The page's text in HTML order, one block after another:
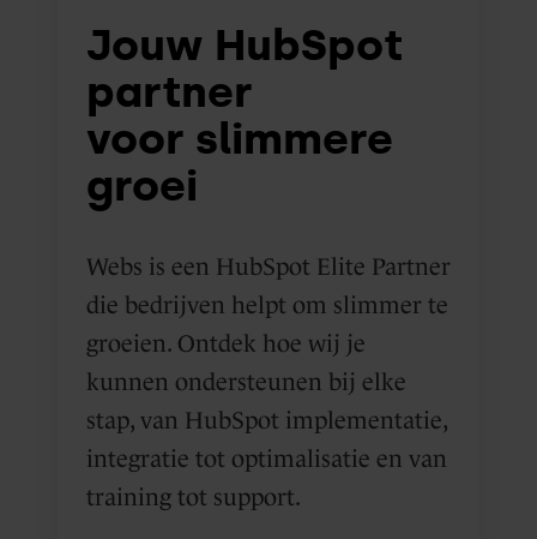
Jouw HubSpot
partner
voor slimmere
groei
Webs is een HubSpot Elite Partner
die bedrijven helpt om slimmer te
groeien. Ontdek hoe wij je
kunnen ondersteunen bij elke
stap, van HubSpot implementatie,
integratie tot optimalisatie en van
training tot support.